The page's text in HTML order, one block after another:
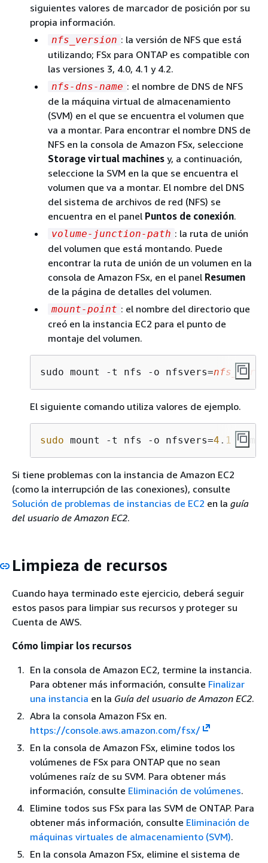
siguientes valores de marcador de posición por su
propia información.
nfs_version : la versión de NFS que está
utilizando; FSx para ONTAP es compatible con
las versiones 3, 4.0, 4.1 y 4.2.
nfs-dns-name : el nombre de DNS de NFS
de la máquina virtual de almacenamiento
(SVM) en el que se encuentra el volumen que
va a montar. Para encontrar el nombre DNS de
NFS en la consola de Amazon FSx, seleccione
Storage virtual machines y, a continuación,
seleccione la SVM en la que se encuentra el
volumen que va a montar. El nombre del DNS
del sistema de archivos de red (NFS) se
encuentra en el panel Puntos de conexión.
volume-junction-path : la ruta de unión
del volumen que está montando. Puede
encontrar la ruta de unión de un volumen en la
consola de Amazon FSx, en el panel Resumen
de la página de detalles del volumen.
mount-point : el nombre del directorio que
creó en la instancia EC2 para el punto de
montaje del volumen.
sudo mount -t nfs -o nfsvers=
El siguiente comando utiliza valores de ejemplo.
sudo mount -t nfs -o nfsvers=4 . 1 svm-
Si tiene problemas con la instancia de Amazon EC2
(como la interrupción de las conexiones), consulte
Solución de problemas de instancias de EC2 en la guía
del usuario de Amazon EC2.
Limpieza de recursos
Cuando haya terminado este ejercicio, deberá seguir
estos pasos para limpiar sus recursos y proteger su
Cuenta de AWS.
Cómo limpiar los recursos
En la consola de Amazon EC2, termine la instancia.
Para obtener más información, consulte Finalizar
una instancia en la Guía del usuario de Amazon EC2.
Abra la consola Amazon FSx en.
https://console.aws.amazon.com/fsx/
En la consola de Amazon FSx, elimine todos los
volúmenes de FSx para ONTAP que no sean
volúmenes raíz de su SVM. Para obtener más
información, consulte Eliminación de volúmenes.
Elimine todos sus FSx para las SVM de ONTAP. Para
obtener más información, consulte Eliminación de
máquinas virtuales de almacenamiento (SVM).
En la consola Amazon FSx, elimine el sistema de